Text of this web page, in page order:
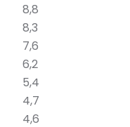
8,8
8,3
7,6
6,2
5,4
4,7
4,6